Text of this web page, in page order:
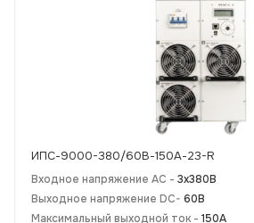
ИПС-9000-380/60В-150А-23-R
Входное напряжение AC - 3х380В
Выходное напряжение DC- 60В
Максимальный выходной ток - 150А